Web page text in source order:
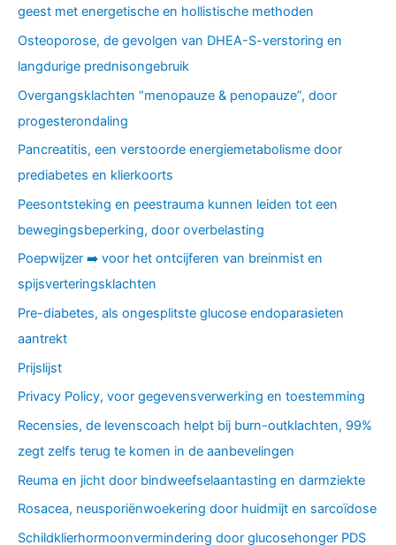
geest met energetische en hollistische methoden
Osteoporose, de gevolgen van DHEA-S-verstoring en
langdurige prednisongebruik
Overgangsklachten “menopauze & penopauze”, door
progesterondaling
Pancreatitis, een verstoorde energiemetabolisme door
prediabetes en klierkoorts
Peesontsteking en peestrauma kunnen leiden tot een
bewegingsbeperking, door overbelasting
Poepwijzer ➡️ voor het ontcijferen van breinmist en
spijsverteringsklachten
Pre-diabetes, als ongesplitste glucose endoparasieten
aantrekt
Prijslijst
Privacy Policy, voor gegevensverwerking en toestemming
Recensies, de levenscoach helpt bij burn-outklachten, 99%
zegt zelfs terug te komen in de aanbevelingen
Reuma en jicht door bindweefselaantasting en darmziekte
Rosacea, neusporiënwoekering door huidmijt en sarcoïdose
Schildklierhormoonvermindering door glucosehonger PDS